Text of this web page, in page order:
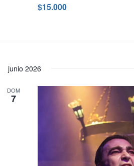
$15.000
junio 2026
DOM
7